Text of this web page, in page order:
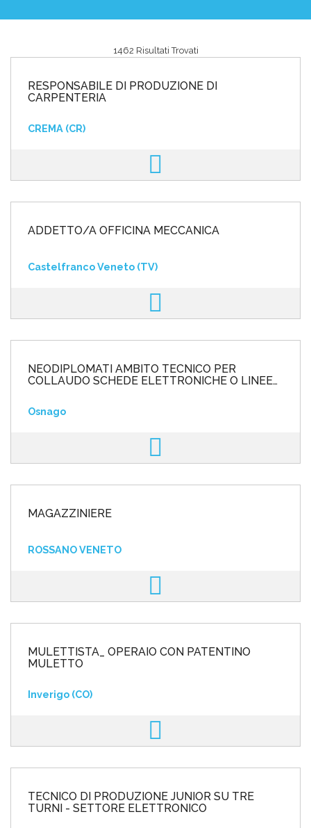
INVIA CV
1462 Risultati Trovati
RESPONSABILE DI PRODUZIONE DI
CARPENTERIA
CREMA (CR)
ADDETTO/A OFFICINA MECCANICA
Castelfranco Veneto (TV)
NEODIPLOMATI AMBITO TECNICO PER
COLLAUDO SCHEDE ELETTRONICHE O LINEE
Osnago
MAGAZZINIERE
ROSSANO VENETO
MULETTISTA_ OPERAIO CON PATENTINO
MULETTO
Inverigo (CO)
TECNICO DI PRODUZIONE JUNIOR SU TRE
TURNI - SETTORE ELETTRONICO